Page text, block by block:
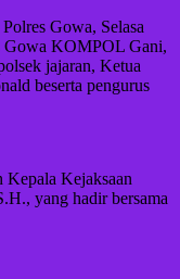
Gowa, Selasa
Gowa KOMPOL Gani,
jajaran, Ketua
beserta pengurus
Kepala Kejaksaan
yang hadir bersama